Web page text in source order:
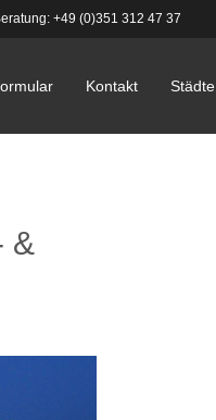
+49 (0)351 312 47 37
Kontakt Städte
&